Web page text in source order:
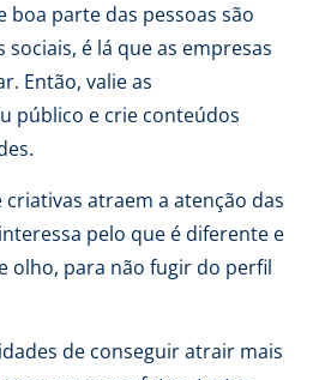
boa parte das pessoas são
é lá que as empresas
Então, valie as
público e crie conteúdos
atraem a atenção das
pelo que é diferente e
olho, para não fugir do perfil
de conseguir atrair mais